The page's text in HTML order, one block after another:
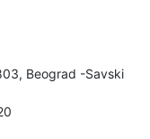
Beograd -Savski